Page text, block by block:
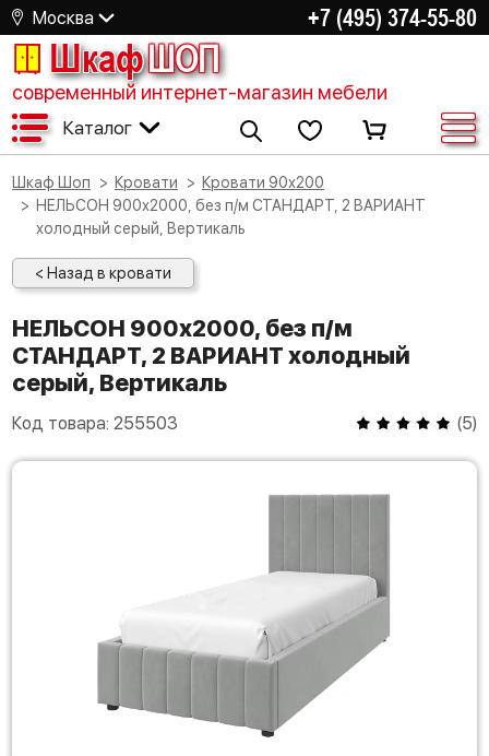
Москва +7 (495) 374-55-80
ШкафШОП
современный интернет-магазин мебели
Каталог
Шкаф Шоп Кровати
Кровати 90х200
НЕЛЬСОН 900х2000, без п/м СТАНДАРТ, 2 ВАРИАНТ
холодный серый, Вертикаль
< Назад в кровати
НЕЛЬСОН 900х2000, без п/м
СТАНДАРТ, 2 ВАРИАНТ холодный
серый, Вертикаль
Код товара: 255503 (5)